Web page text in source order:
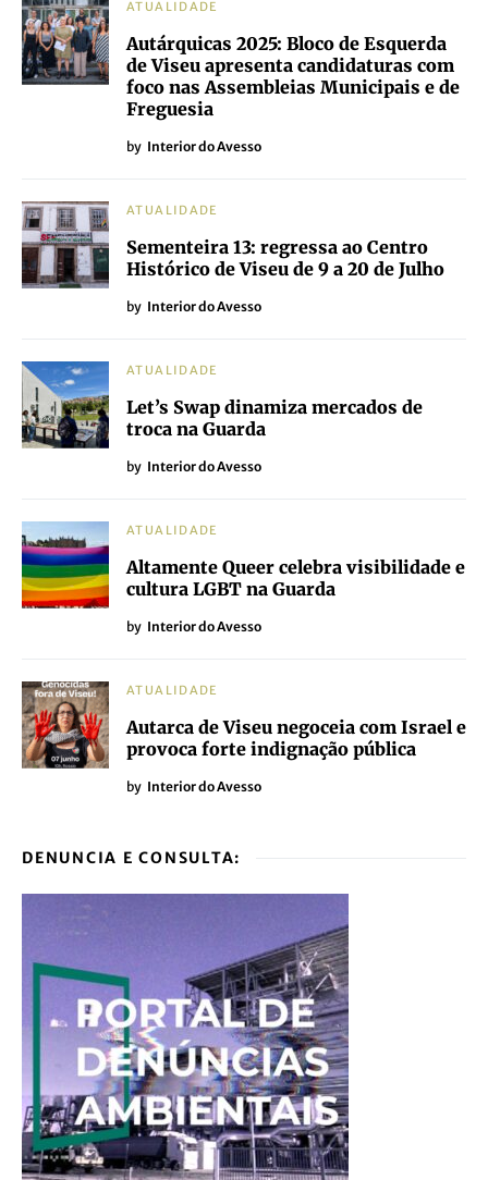
ATUALIDADE
Autárquicas 2025: Bloco de Esquerda
de Viseu apresenta candidaturas com
foco nas Assembleias Municipais e de
Freguesia
by Interior do Avesso
ATUALIDADE
Sementeira 13: regressa ao Centro
Histórico de Viseu de 9 a 20 de Julho
by Interior do Avesso
ATUALIDADE
Let’s Swap dinamiza mercados de
troca na Guarda
by Interior do Avesso
ATUALIDADE
Altamente Queer celebra visibilidade e
cultura LGBT na Guarda
by Interior do Avesso
ATUALIDADE
Autarca de Viseu negoceia com Israel e
provoca forte indignação pública
by Interior do Avesso
DENUNCIA E CONSULTA: